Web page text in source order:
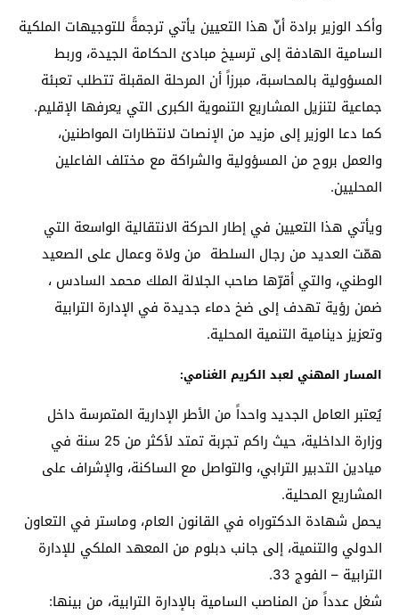
وأكد الوزير برادة أنّ هذا التعيين يأتي ترجمةً للتوجيهات الملكية
السامية الهادفة إلى ترسيخ مبادئ الحكامة الجيدة، وربط
المسؤولية بالمحاسبة، مبرزاً أن المرحلة المقبلة تتطلب تعبئة
جماعية لتنزيل المشاريع التنموية الكبرى التي يعرفها الإقليم.
كما دعا الوزير إلى مزيد من الإنصات لانتظارات المواطنين،
والعمل بروح من المسؤولية والشراكة مع مختلف الفاعلين
المحليين.
ويأتي هذا التعيين في إطار الحركة الانتقالية الواسعة التي
همّت العديد من رجال السلطة من ولاة وعمال على الصعيد
الوطني، والتي أقرّها صاحب الجلالة الملك محمد السادس ،
ضمن رؤية تهدف إلى ضخ دماء جديدة في الإدارة الترابية
وتعزيز دينامية التنمية المحلية.
المسار المهني لعبد الكريم الغنامي:
يُعتبر العامل الجديد واحداً من الأطر الإدارية المتمرسة داخل
وزارة الداخلية، حيث راكم تجربة تمتد لأكثر من 25 سنة في
ميادين التدبير الترابي، والتواصل مع الساكنة، والإشراف على
المشاريع المحلية.
يحمل شهادة الدكتوراه في القانون العام، وماستر في التعاون
الدولي والتنمية، إلى جانب دبلوم من المعهد الملكي للإدارة
الترابية – الفوج 33.
شغل عدداً من المناصب السامية بالإدارة الترابية، من بينها: